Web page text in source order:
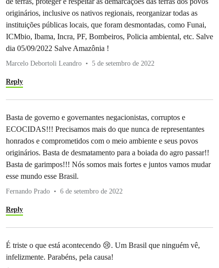
originários, inclusive os nativos regionais, reorganizar todas as
instituições públicas locais, que foram desmontadas, como Funai,
ICMbio, Ibama, Incra, PF, Bombeiros, Policia ambiental, etc. Salve
dia 05/09/2022 Salve Amazônia !
Marcelo Debortoli Leandro 5 de setembro de 2022
Reply
Basta de governo e governantes negacionistas, corruptos e
ECOCIDAS!!! Precisamos mais do que nunca de representantes
honrados e comprometidos com o meio ambiente e seus povos
originários. Basta de desmatamento para a boiada do agro passar!!
Basta de garimpos!!! Nós somos mais fortes e juntos vamos mudar
esse mundo esse Brasil.
Fernando Prado 6 de setembro de 2022
Reply
É triste o que está acontecendo 😢. Um Brasil que ninguém vê,
infelizmente. Parabéns, pela causa!